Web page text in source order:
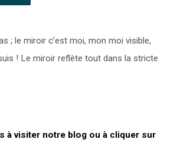
; le miroir c’est moi, mon moi visible,
! Le miroir reflète tout dans la stricte
à visiter notre blog ou à cliquer sur